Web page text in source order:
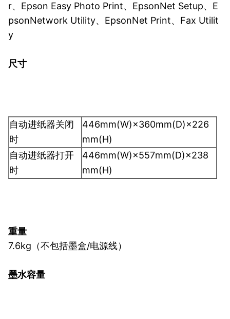
r、Epson Easy Photo Print、EpsonNet Setup、E
psonNetwork Utility、EpsonNet Print、Fax Utilit
y
尺寸
自动进纸器关闭
时
446mm(W)×360mm(D)×226
mm(H)
自动进纸器打开
时
446mm(W)×557mm(D)×238
mm(H)
重量
7.6kg（不包括墨盒/电源线）
墨水容量